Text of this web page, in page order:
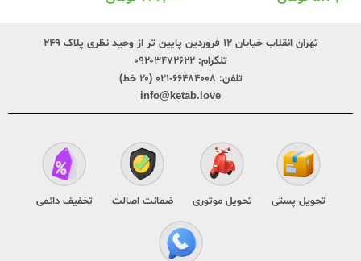
تهران انقلاب خیابان ۱۲ فروردین پایین تر از وحید نظری پلاک ۲۴۹
تلگرام: ۰۹۲۰۳۴۷۲۶۲۲
تلفن: ۶۶۴۸۴۰۰۸-۰۲۱ (۲۰ خط)
info@ketab.love
تحویل پستی تحویل موتوری ضمانت اصالت تخفیف دائمی